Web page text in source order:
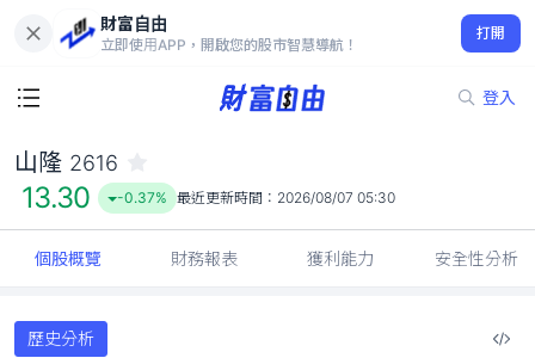
財富自由
立即使用APP，開啟您的股市智慧導航！
打開
登入
13.30
-0.37%
山隆 2616
13.30 -0.37% 最近更新時間： 2026/08/07 05:30
個股概覽 財務報表 獲利能力 安全性分析
歷史分析